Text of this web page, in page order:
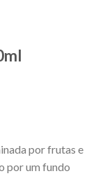
por frutas e
por um fundo